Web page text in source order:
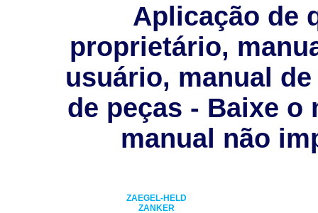
Aplicação de
proprietário,
usuário, manual
de peças - Baixe o
manual não
ZAEGEL-HELD
ZANKER